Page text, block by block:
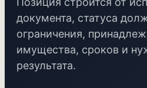
документа, статуса
ограничения,
имущества, сроков и
результата.